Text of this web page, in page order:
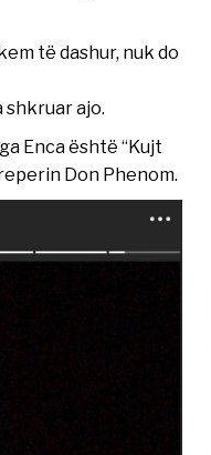
të dashur, nuk do
ajo.
Enca është “Kujt
Don Phenom.